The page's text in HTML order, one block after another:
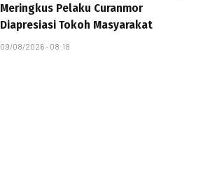
Meringkus Pelaku Curanmor
Diapresiasi Tokoh Masyarakat
09/08/2026 - 08:18